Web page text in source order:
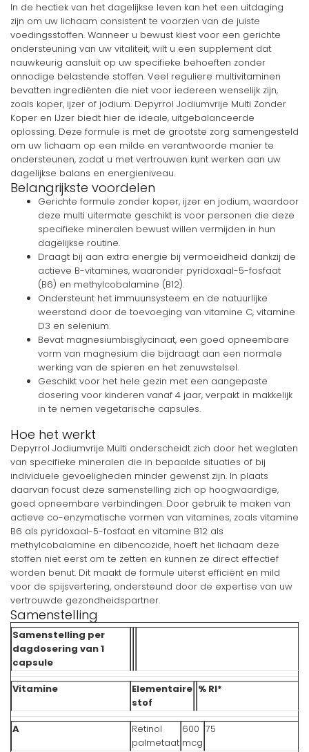
In de hectiek van het dagelijkse leven kan het een uitdaging
zijn om uw lichaam consistent te voorzien van de juiste
voedingsstoffen. Wanneer u bewust kiest voor een gerichte
ondersteuning van uw vitaliteit, wilt u een supplement dat
nauwkeurig aansluit op uw specifieke behoeften zonder
onnodige belastende stoffen. Veel reguliere multivitaminen
bevatten ingrediënten die niet voor iedereen wenselijk zijn,
zoals koper, ijzer of jodium. Depyrrol Jodiumvrije Multi Zonder
Koper en IJzer biedt hier de ideale, uitgebalanceerde
oplossing. Deze formule is met de grootste zorg samengesteld
om uw lichaam op een milde en verantwoorde manier te
ondersteunen, zodat u met vertrouwen kunt werken aan uw
dagelijkse balans en energieniveau.
Belangrijkste voordelen
Gerichte formule zonder koper, ijzer en jodium, waardoor
deze multi uitermate geschikt is voor personen die deze
specifieke mineralen bewust willen vermijden in hun
dagelijkse routine.
Draagt bij aan extra energie bij vermoeidheid dankzij de
actieve B-vitamines, waaronder pyridoxaal-5-fosfaat
(B6) en methylcobalamine (B12).
Ondersteunt het immuunsysteem en de natuurlijke
weerstand door de toevoeging van vitamine C, vitamine
D3 en selenium.
Bevat magnesiumbisglycinaat, een goed opneembare
vorm van magnesium die bijdraagt aan een normale
werking van de spieren en het zenuwstelsel.
Geschikt voor het hele gezin met een aangepaste
dosering voor kinderen vanaf 4 jaar, verpakt in makkelijk
in te nemen vegetarische capsules.
Hoe het werkt
Depyrrol Jodiumvrije Multi onderscheidt zich door het weglaten
van specifieke mineralen die in bepaalde situaties of bij
individuele gevoeligheden minder gewenst zijn. In plaats
daarvan focust deze samenstelling zich op hoogwaardige,
goed opneembare verbindingen. Door gebruik te maken van
actieve co-enzymatische vormen van vitamines, zoals vitamine
B6 als pyridoxaal-5-fosfaat en vitamine B12 als
methylcobalamine en dibencozide, hoeft het lichaam deze
stoffen niet eerst om te zetten en kunnen ze direct effectief
worden benut. Dit maakt de formule uiterst efficiënt en mild
voor de spijsvertering, ondersteund door de expertise van uw
vertrouwde gezondheidspartner.
Samenstelling
Samenstelling per
dagdosering van 1
capsule
Vitamine
Elementaire
stof
% RI*
A
Retinol
palmetaat
600
mcg
75